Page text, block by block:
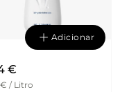
Adicionar
€
€ / Litro